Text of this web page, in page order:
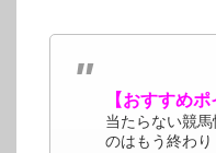
【おすすめポ
当たらない競
のはもう終わり